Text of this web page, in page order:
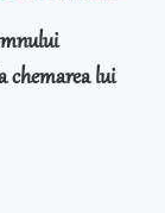
chemarea lui